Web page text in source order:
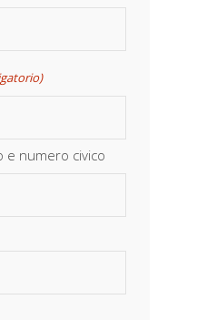
e numero civico